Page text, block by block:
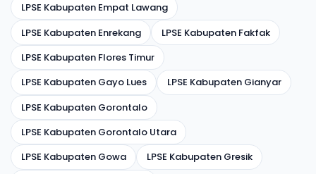
LPSE Kabupaten Empat Lawang
LPSE Kabupaten Enrekang
LPSE Kabupaten Fakfak
LPSE Kabupaten Flores Timur
LPSE Kabupaten Gayo Lues
LPSE Kabupaten Gianyar
LPSE Kabupaten Gorontalo
LPSE Kabupaten Gorontalo Utara
LPSE Kabupaten Gowa
LPSE Kabupaten Gresik